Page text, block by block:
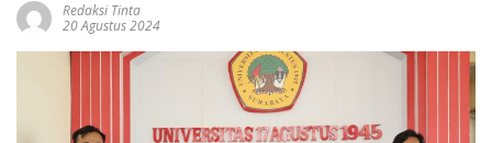
Redaksi Tinta
20 Agustus 2024